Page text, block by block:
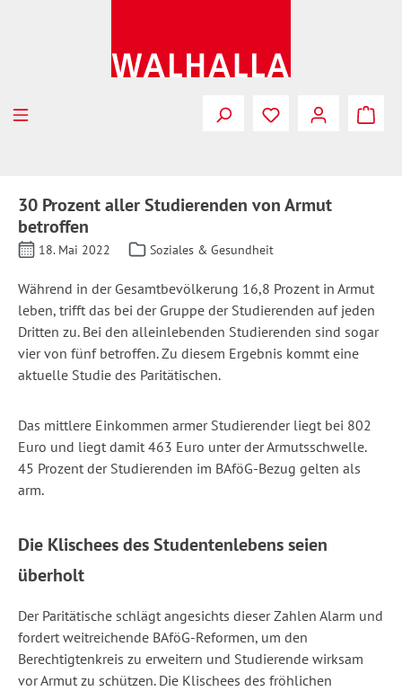
30 Prozent aller Studierenden von Armut
betroffen
18. Mai 2022 Soziales & Gesundheit
Während in der Gesamtbevölkerung 16,8 Prozent in Armut
leben, trifft das bei der Gruppe der Studierenden auf jeden
Dritten zu. Bei den alleinlebenden Studierenden sind sogar
vier von fünf betroffen. Zu diesem Ergebnis kommt eine
aktuelle Studie des Paritätischen.
Das mittlere Einkommen armer Studierender liegt bei 802
Euro und liegt damit 463 Euro unter der Armutsschwelle.
45 Prozent der Studierenden im BAföG-Bezug gelten als
arm.
Die Klischees des Studentenlebens seien
überholt
Der Paritätische schlägt angesichts dieser Zahlen Alarm und
fordert weitreichende BAföG-Reformen, um den
Berechtigtenkreis zu erweitern und Studierende wirksam
vor Armut zu schützen. Die Klischees des fröhlichen